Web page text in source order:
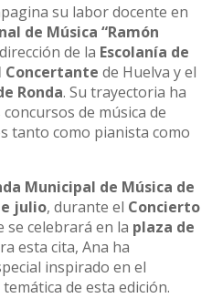
su labor docente en
de Música “Ramón
de la Escolanía de
Concertante de Huelva y el
Ronda. Su trayectoria ha
de música de
tanto como pianista como
Municipal de Música de
julio, durante el Concierto
se celebrará en la plaza de
esta cita, Ana ha
inspirado en el
de esta edición.